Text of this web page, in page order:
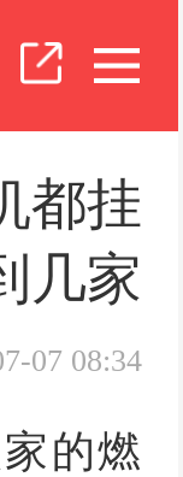
都挂
几家
07 08:34
的燃